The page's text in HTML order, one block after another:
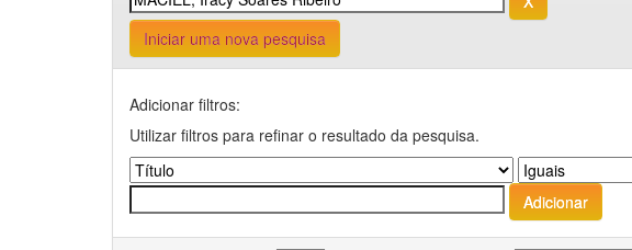
Iniciar uma nova pesquisa
Adicionar filtros:
Utilizar filtros para refinar o resultado da pesquisa.